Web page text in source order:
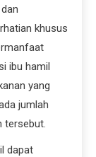
khusus
ibu hamil
yang
jumlah
tersebut.
dapat